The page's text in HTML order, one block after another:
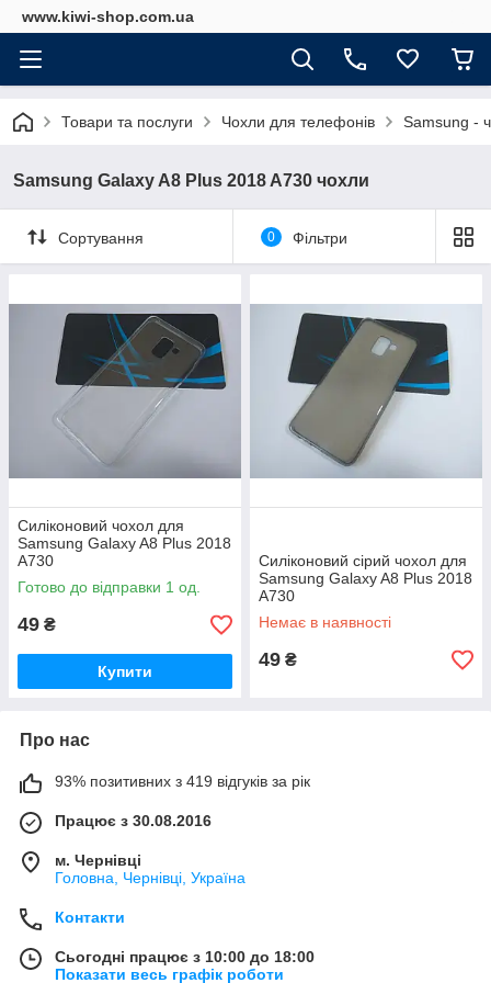
www.kiwi-shop.com.ua
Товари та послуги Чохли для телефонів Samsung -
Samsung Galaxy A8 Plus 2018 A730 чохли
Сортування 0 Фільтри
Силіконовий чохол для
Samsung Galaxy A8 Plus 2018
A730
Готово до відправки 1 од.
49 ₴
Купити
Силіконовий сірий чохол для
Samsung Galaxy A8 Plus 2018
A730
Немає в наявності
49 ₴
Про нас
93% позитивних з 419 відгуків за рік
Працює з 30.08.2016
м. Чернівці
Головна, Чернівці, Україна
Контакти
Сьогодні працює з 10:00 до 18:00
Показати весь графік роботи